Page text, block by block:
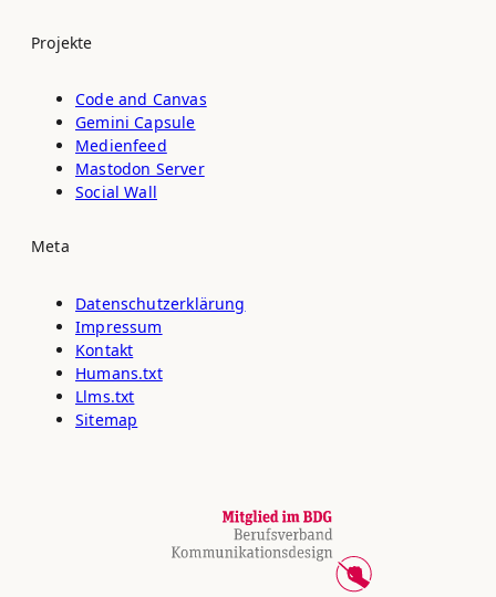
Projekte
Code and Canvas
Gemini Capsule
Medienfeed
Mastodon Server
Social Wall
Meta
Datenschutz­erklärung
Impressum
Kontakt
Humans.txt
Llms.txt
Sitemap